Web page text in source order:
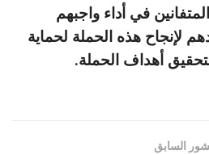
في أداء واجبهم
لإنجاح هذه الحملة لحماية
أهداف الحملة.
السابق